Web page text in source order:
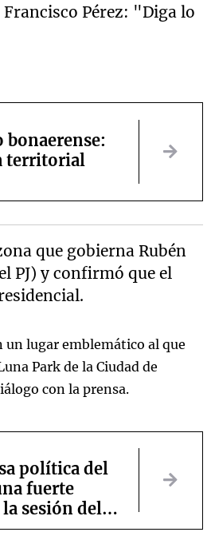
Pérez: "Diga lo
bonaerense:
territorial
que gobierna Rubén
PJ) y confirmó que el
un lugar emblemático al que
Park de la Ciudad de
con la prensa.
política del
fuerte
sesión del